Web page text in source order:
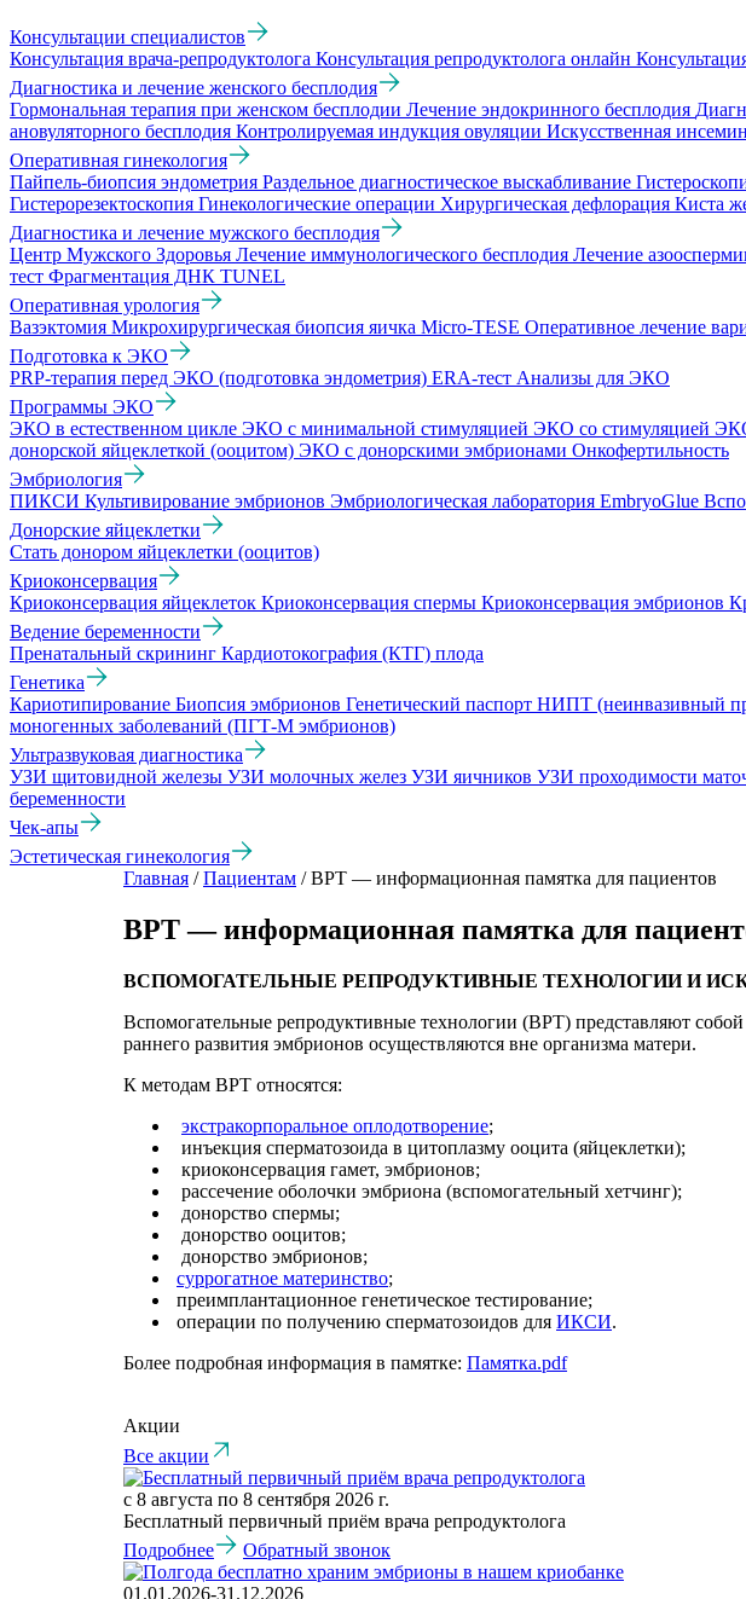
Консультации специалистов
Консультация врача-репродуктолога Консультация репродуктолога онлайн
Диагностика и лечение женского бесплодия
Гормональная терапия при женском бесплодии Лечение эндокринного бесплодия
ановуляторного бесплодия Контролируемая индукция овуляции Искусственная
Оперативная гинекология
Пайпель-биопсия эндометрия Раздельное диагностическое выскабливание
Гистерорезектоскопия Гинекологические операции Хирургическая дефлорация Киста
Диагностика и лечение мужского бесплодия
Центр Мужского Здоровья Лечение иммунологического бесплодия Лечение
тест Фрагментация ДНК TUNEL
Оперативная урология
Вазэктомия Микрохирургическая биопсия яичка Micro-TESE Оперативное лечение
Подготовка к ЭКО
PRP-терапия перед ЭКО (подготовка эндометрия) ERA-тест Анализы для ЭКО
Программы ЭКО
ЭКО в естественном цикле ЭКО с минимальной стимуляцией ЭКО со стимуляцией
донорской яйцеклеткой (ооцитом) ЭКО с донорскими эмбрионами Онкофертильность
Эмбриология
ПИКСИ Культивирование эмбрионов Эмбриологическая лаборатория EmbryoGlue
Донорские яйцеклетки
Стать донором яйцеклетки (ооцитов)
Криоконсервация
Криоконсервация яйцеклеток Криоконсервация спермы Криоконсервация эмбрионов
Ведение беременности
Пренатальный скрининг Кардиотокография (КТГ) плода
Генетика
Кариотипирование Биопсия эмбрионов Генетический паспорт НИПТ (неинвазивный
моногенных заболеваний (ПГТ-М эмбрионов)
Ультразвуковая диагностика
УЗИ щитовидной железы УЗИ молочных желез УЗИ яичников УЗИ проходимости
беременности
Чек-апы
Эстетическая гинекология
Главная /Пациентам /ВРТ — информационная памятка для пациентов
ВРТ — информационная памятка для
ВСПОМОГАТЕЛЬНЫЕ РЕПРОДУКТИВНЫЕ ТЕХНОЛОГИИ И
Вспомогательные репродуктивные технологии (ВРТ) представляют
раннего развития эмбрионов осуществляются вне организма матери.
К методам ВРТ относятся:
экстракорпоральное оплодотворение;
инъекция сперматозоида в цитоплазму ооцита (яйцеклетки);
криоконсервация гамет, эмбрионов;
рассечение оболочки эмбриона (вспомогательный хетчинг);
донорство спермы;
донорство ооцитов;
донорство эмбрионов;
суррогатное материнство;
преимплантационное генетическое тестирование;
операции по получению сперматозоидов для ИКСИ.
Более подробная информация в памятке: Памятка.pdf
Акции
Все акции
с 8 августа по 8 сентября 2026 г.
Бесплатный первичный приём врача репродуктолога
Подробнее
Обратный звонок
01.01.2026-31.12.2026